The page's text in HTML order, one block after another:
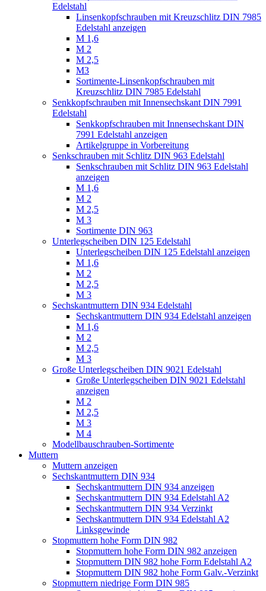
Edelstahl
Linsenkopfschrauben mit Kreuzschlitz DIN 7985
Edelstahl anzeigen
M 1,6
M 2
M 2,5
M3
Sortimente-Linsenkopfschrauben mit
Kreuzschlitz DIN 7985 Edelstahl
Senkkopfschrauben mit Innensechskant DIN 7991
Edelstahl
Senkkopfschrauben mit Innensechskant DIN
7991 Edelstahl anzeigen
Artikelgruppe in Vorbereitung
Senkschrauben mit Schlitz DIN 963 Edelstahl
Senkschrauben mit Schlitz DIN 963 Edelstahl
anzeigen
M 1,6
M 2
M 2,5
M 3
Sortimente DIN 963
Unterlegscheiben DIN 125 Edelstahl
Unterlegscheiben DIN 125 Edelstahl anzeigen
M 1,6
M 2
M 2,5
M 3
Sechskantmuttern DIN 934 Edelstahl
Sechskantmuttern DIN 934 Edelstahl anzeigen
M 1,6
M 2
M 2,5
M 3
Große Unterlegscheiben DIN 9021 Edelstahl
Große Unterlegscheiben DIN 9021 Edelstahl
anzeigen
M 2
M 2,5
M 3
M 4
Modellbauschrauben-Sortimente
Muttern
Muttern anzeigen
Sechskantmuttern DIN 934
Sechskantmuttern DIN 934 anzeigen
Sechskantmuttern DIN 934 Edelstahl A2
Sechskantmuttern DIN 934 Verzinkt
Sechskantmuttern DIN 934 Edelstahl A2
Linksgewinde
Stopmuttern hohe Form DIN 982
Stopmuttern hohe Form DIN 982 anzeigen
Stopmuttern DIN 982 hohe Form Edelstahl A2
Stopmuttern DIN 982 hohe Form Galv.-Verzinkt
Stopmuttern niedrige Form DIN 985